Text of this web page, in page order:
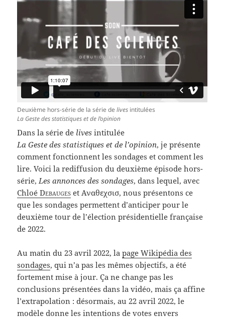
Deuxième hors-série de la série delives intitulées
La Geste des statistiques et de l’opinion
Dans la série de lives intitulée
La Geste des statistiques et de l’opinion, je présente
comment fonctionnent les sondages et comment les
lire. Voici la rediffusion du deuxième épisode hors-
série,Les annonces des sondages, dans lequel, avec
ChloéDebauges et Αναθεχσισ, nous présentons ce
que les sondages permettent d’anticiper pour le
deuxième tour de l’élection présidentielle française
de 2022.
Au matin du 23 avril 2022, lapage Wikipédia des
sondages, qui n’a pas les mêmes objectifs, a été
fortement mise à jour. Ça ne change pas les
conclusions présentées dans la vidéo, mais ça affine
l’extrapolation : désormais, au 22 avril 2022, le
modèle donne les intentions de votes envers